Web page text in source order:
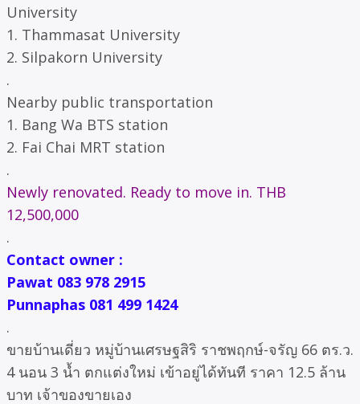
University
1. Thammasat University
2. Silpakorn University
.
Nearby public transportation
1. Bang Wa BTS station
2. Fai Chai MRT station
.
Newly renovated. Ready to move in. THB
12,500,000
.
Contact owner :
Pawat 083 978 2915
Punnaphas 081 499 1424
.
ขายบ้านเดี่ยว หมู่บ้านเศรษฐสิริ ราชพฤกษ์-จรัญ 66 ตร.ว.
4 นอน 3 น้ำ ตกแต่งใหม่ เข้าอยู่ได้ทันที ราคา 12.5 ล้าน
บาท เจ้าของขายเอง